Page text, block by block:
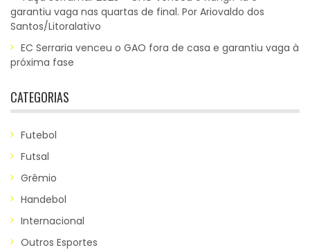
garantiu vaga nas quartas de final. Por Ariovaldo dos
Santos/Litoralativo
EC Serraria venceu o GAO fora de casa e garantiu vaga à
próxima fase
CATEGORIAS
Futebol
Futsal
Grêmio
Handebol
Internacional
Outros Esportes